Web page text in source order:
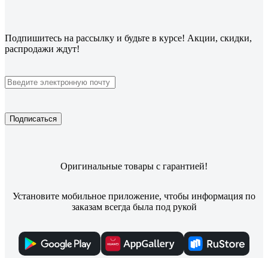
Подпишитесь на рассылку и будьте в курсе! Акции, скидки,
распродажи ждут!
Подписаться
Оригинальные товары с гарантией!
Установите мобильное приложение, чтобы информация по
заказам всегда была под рукой